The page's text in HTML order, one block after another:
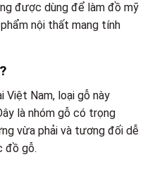
được dùng để làm đồ mỹ
nội thất mang tính
Việt Nam, loại gỗ này
là nhóm gỗ có trọng
vừa phải và tương đối dễ
đồ gỗ.